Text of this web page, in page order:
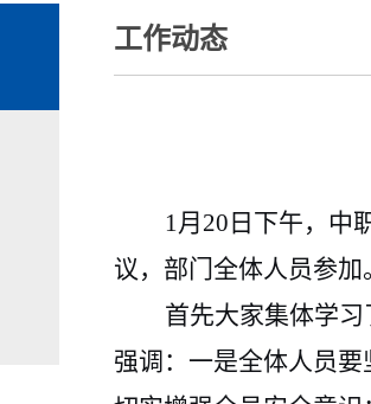
工作动态
1月20日下午，中
议，部门全体人员参加
首先大家集体学
强调：一是全体人员